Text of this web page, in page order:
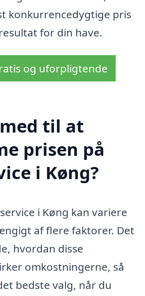
konkurrencedygtige pris
for din have.
og uforpligtende
til at
prisen på
i Køng?
i Køng kan variere
af flere faktorer. Det
hvordan disse
omkostningerne, så
bedste valg, når du